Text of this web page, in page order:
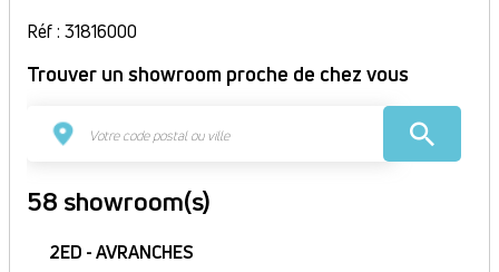
Réf : 31816000
Trouver un showroom proche de chez vous
58 showroom(s)
2ED - AVRANCHES